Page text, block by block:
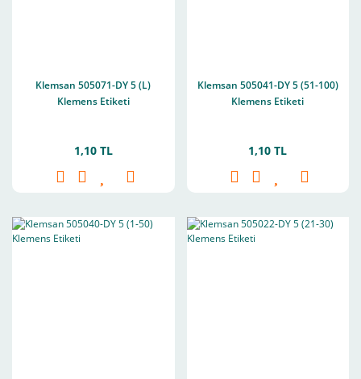
Klemsan 505071-DY 5 (L)
Klemens Etiketi
1,10 TL
Klemsan 505041-DY 5 (51-100)
Klemens Etiketi
1,10 TL